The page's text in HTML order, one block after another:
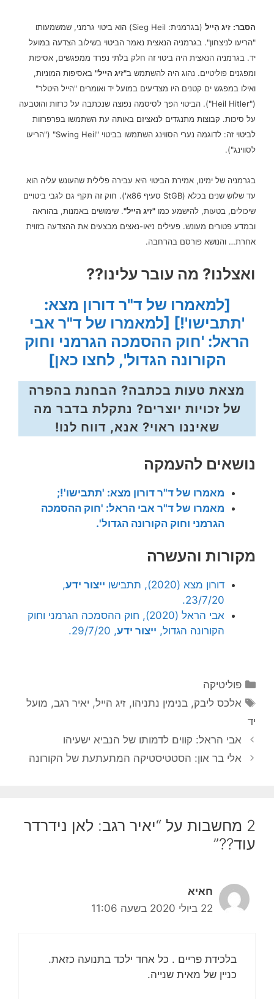
הסבר: זִיג הַייל
(בגרמנית: Sieg Heil) הוא ביטוי גרמני, שמשמעותו
"הריעו לניצחון". בגרמניה הנאצית נאמר הביטוי בשילוב הצדעה במועל
יד. בגרמניה הנאצית היה ביטוי זה חלק בלתי נפרד ממפגשים, אסיפות
ומפגנים פוליטיים. נהוג היה להשתמש ב"זיג הייל" באסיפות המוניות,
ואילו במפגש ים קטנים היו מצדיעים במועל יד ואומרים "הייל היטלר"
("Heil Hitler"). הביטוי הפך לסיסמה נפוצה שנכתבה על כרזות והוטבעה
על סיכות. קבוצות מתנגדים לנאציזם באותה עת השתמשו בפרפרזות
לביטוי זה: לדוגמה נערי הסווינג השתמשו בביטוי "Swing Heil" ("הריעו
לסווינג").
בגרמניה של ימינו, אמירת הביטוי היא עבירה פלילית שהעונש עליה הוא
עד שלוש שנים בכלא (StGB סעיף 86א'). חוק זה תקף גם לגבי ביטויים
שיכולים, בטעות, להישמע כמו "זיג הייל". שימושים באמנות, בהוראה
ובמדע פטורים מעונש. פעילים ניאו-נאצים מבצעים את ההצדעה בזווית
אחרת… והנושא פורסם בהרחבה.
ואצלנו? מה עובר עלינו??
[למאמרו של ד"ר דורון מצא:
'תתבישו'!] [למאמרו של ד"ר אבי
הראל: 'חוק ההסמכה הגרמני וחוק
הקורונה הגדול', לחצו כאן]
מצאת טעות בכתבה? הבחנת בהפרה
של זכויות יוצרים? נתקלת בדבר מה
שאיננו ראוי? אנא, דווח לנו!
נושאים להעמקה
מאמרו של ד"ר דורון מצא: 'תתבישו'!;
מאמרו של ד"ר אבי הראל: 'חוק ההסמכה
הגרמני וחוק הקורונה הגדול'.
מקורות והעשרה
דורון מצא (2020), תתבישו ייצור ידע,
23/7/20.
אבי הראל (2020), חוק ההסמכה הגרמני וחוק
הקורונה הגדול, ייצור ידע, 29/7/20.
קטגוריות
פוליטיקה
תגיות
אלכס ליבק,בנימין נתניהו,זיג הייל, יאיר רגב, מועל
יד
אבי הראל: קווים לדמותו של הנביא ישעיהו
אלי בר און: הסטטיסטיקה המתעתעת של הקורונה
2 מחשבות על “יאיר רגב: לאן נידרדר
עוד??”
חאיא
22 ביולי 2020 בשעה 11:06
בלכידת פריים . כל אחד ילכד בתנועה כזאת.
כניין של מאית שנייה.